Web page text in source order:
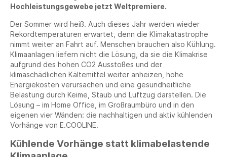
Hochleistungsgewebe jetzt Weltpremiere.
Der Sommer wird heiß. Auch dieses Jahr werden wieder
Rekordtemperaturen erwartet, denn die Klimakatastrophe
nimmt weiter an Fahrt auf. Menschen brauchen also Kühlung.
Klimaanlagen liefern nicht die Lösung, da sie die Klimakrise
aufgrund des hohen CO2 Ausstoßes und der
klimaschädlichen Kältemittel weiter anheizen, hohe
Energiekosten verursachen und eine gesundheitliche
Belastung durch Keime, Staub und Luftzug darstellen. Die
Lösung – im Home Office, im Großraumbüro und in den
eigenen vier Wänden: die nachhaltigen und aktiv kühlenden
Vorhänge von E.COOLINE.
Kühlende Vorhänge statt klimabelastende